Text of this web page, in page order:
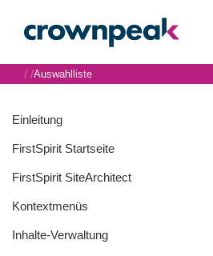
Einleitung
FirstSpirit Startseite
FirstSpirit SiteArchitect
Kontextmenüs
Inhalte-Verwaltung
/ /Auswahlliste